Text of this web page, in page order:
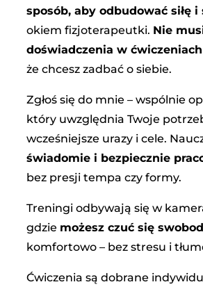
sposób, aby odbudować siłę i
okiem fizjoterapeutki. Nie
doświadczenia w ćwiczeniach
że chcesz zadbać o siebie.
Zgłoś się do mnie – wspólnie
który uwzględnia Twoje
wcześniejsze urazy i cele.
świadomie i bezpiecznie
bez presji tempa czy formy.
Treningi odbywają się w
gdzie możesz czuć się
komfortowo – bez stresu i
Ćwiczenia są dobrane